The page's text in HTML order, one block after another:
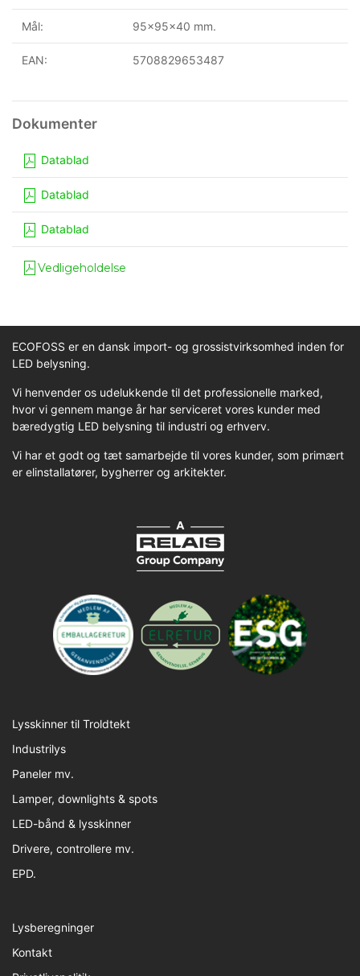
Mål: 95x95x40 mm.
EAN: 5708829653487
Datablad
Datablad
Datablad
Vedligeholdelse
ECOFOSS er en dansk import- og grossistvirksomhed inden for
LED belysning.
Vi henvender os udelukkende til det professionelle marked,
hvor vi gennem mange år har serviceret vores kunder med
bæredygtig LED belysning til industri og erhverv.
Vi har et godt og tæt samarbejde til vores kunder, som primært
er elinstallatører, bygherrer og arkitekter.
Lysskinner til Troldtekt
Industrilys
Paneler mv.
Lamper, downlights & spots
LED-bånd & lysskinner
Drivere, controllere mv.
EPD.
Lysberegninger
Kontakt